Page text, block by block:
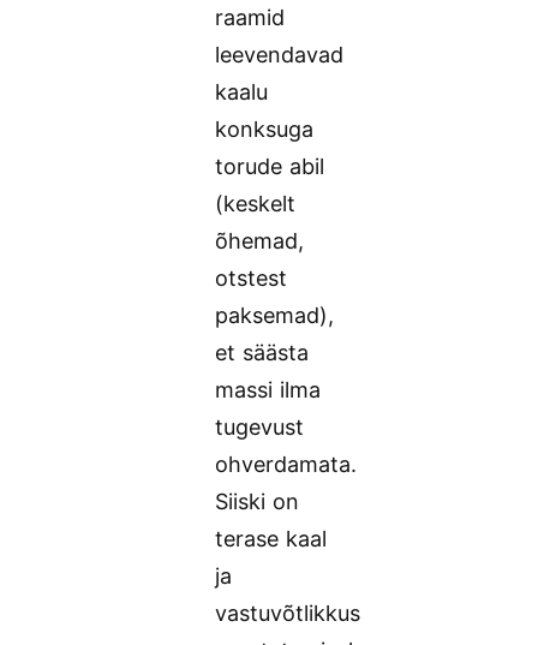
raamid
leevendavad
kaalu
konksuga
torude abil
(keskelt
õhemad,
otstest
paksemad),
et säästa
massi ilma
tugevust
ohverdamata.
Siiski on
terase kaal
ja
vastuvõtlikkus